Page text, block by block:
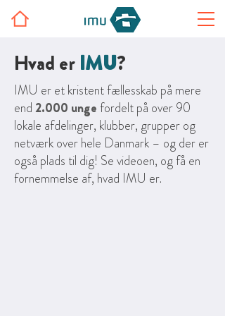
Hvad er IMU?
IMU er et kristent fællesskab på mere
end2.000 ungefordelt på over 90
lokale afdelinger, klubber, grupper og
netværk over hele Danmark – og der er
også plads til dig! Se videoen, og få en
fornemmelse af, hvad IMU er.